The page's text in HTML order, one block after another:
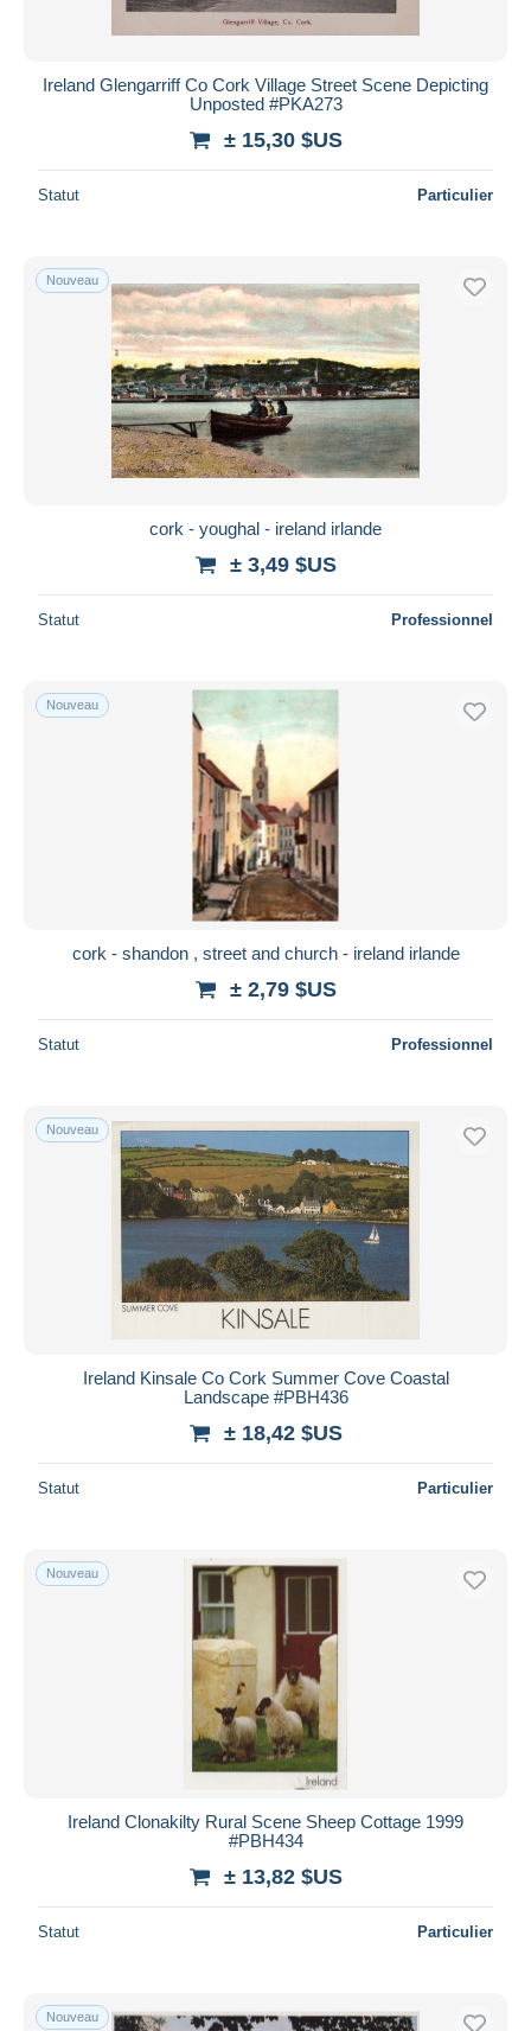
Ireland Glengarriff Co Cork Village Street Scene Depicting
Unposted #PKA273
± 15,30 $US
Statut Particulier
Nouveau
cork - youghal - ireland irlande
± 3,49 $US
Statut Professionnel
Nouveau
cork - shandon , street and church - ireland irlande
± 2,79 $US
Statut Professionnel
Nouveau
Ireland Kinsale Co Cork Summer Cove Coastal
Landscape #PBH436
± 18,42 $US
Statut Particulier
Nouveau
Ireland Clonakilty Rural Scene Sheep Cottage 1999
#PBH434
± 13,82 $US
Statut Particulier
Nouveau